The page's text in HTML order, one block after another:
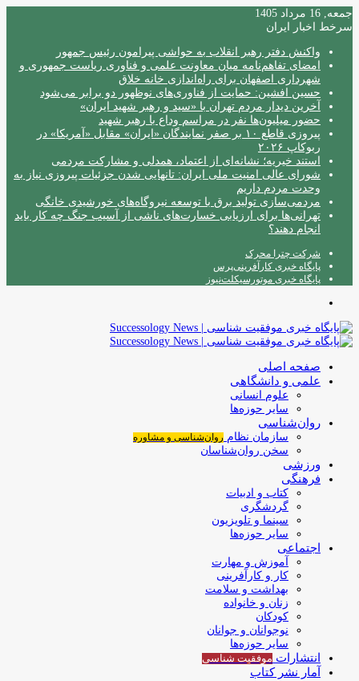
جمعه, 16 مرداد 1405
سرخط اخبار ایران
واکنش دفتر رهبر انقلاب به حواشی پیرامون رئیس جمهور
امضای تفاهم‌نامه میان معاونت علمی و فناوری ریاست جمهوری و
شهرداری اصفهان برای راه‌اندازی خانه خلاق
حسین افشین: حمایت از فناوری‌های نوظهور دو برابر می‌شود
آخرین دیدار مردم تهران با «سید و رهبر شهید ایران»
حضور میلیون‌ها نفر در مراسم وداع با رهبر شهید
پیروزی قاطع ۱۰ بر صفر نمایندگان «ایران» مقابل «آمریکا» در
ربوکاپ ۲۰۲۶
استند خیریه؛ نشانه‌ای از اعتماد، همدلی و مشارکت مردمی
شورای عالی امنیت ملی ایران: تانهایی شدن جزئیات پیروزی نیاز به
وحدت مردم داریم
مردمی‌سازی تولید برق با توسعه نیروگاه‌های خورشیدی خانگی
تهرانی‌ها برای ارزیابی خسارت‌های ناشی از آسیب جنگ چه کار باید
انجام دهند؟
شرکت چترا محرک
پایگاه خبری کارآفرینی‌پرس
پایگاه خبری موتورسیکلت‌نیوز
صفحه اصلی
علمی و دانشگاهی
علوم انسانی
سایر حوزه‌ها
روان‌شناسی
سازمان نظام روان‌شناسی و مشاوره
سخن روان‌شناسان
ورزشی
فرهنگی
کتاب و ادبیات
گردشگری
سینما و تلویزیون
سایر حوزه‌ها
اجتماعی
آموزش و مهارت
کار و کارآفرینی
بهداشت و سلامت
زنان و خانواده
کودکان
نوجوانان و جوانان
سایر حوزه‌ها
انتشارات موفقیت‌ شناسی
آمار نشر کتاب